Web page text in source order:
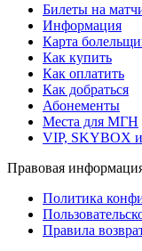
Билеты на
Информация
Карта
Как купить
Как оплатить
Как добраться
Абонементы
Места для МГН
VIP, SKYBOX
Правовая
Политика
Правила